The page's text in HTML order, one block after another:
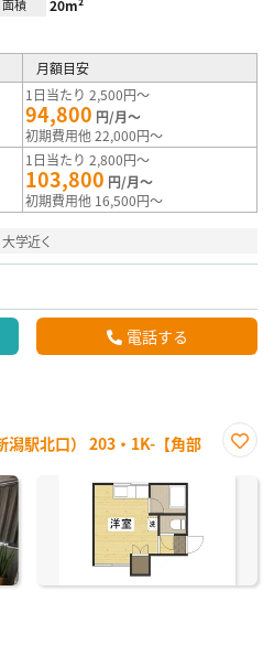
面積 20m²
月額目安
1日当たり 2,500円～
94,800 円/月～
初期費用他 22,000円～
1日当たり 2,800円～
103,800 円/月～
初期費用他 16,500円～
大学近く
電話する
潟駅北口） 203・1K-【角部
に入